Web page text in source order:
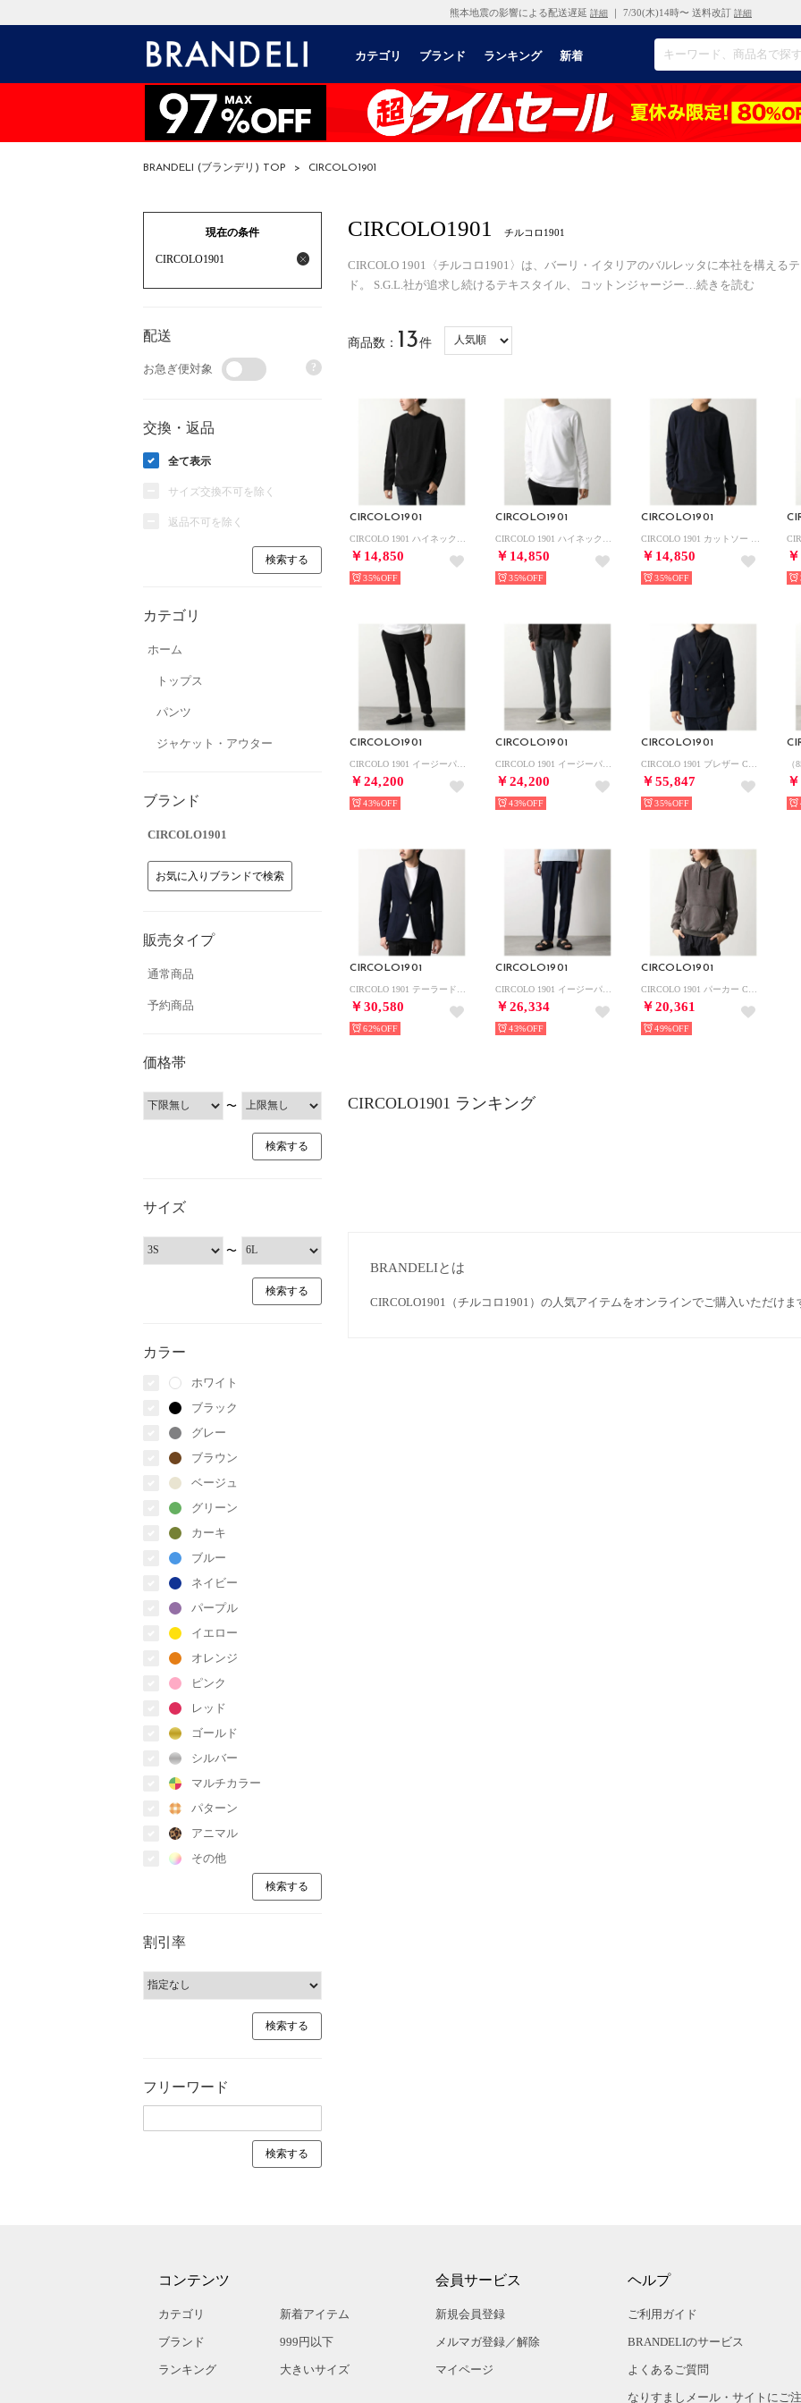
熊本地震の影響による配送遅延 詳細 ｜ 7/30(木)14時〜 送料改訂 詳細
カテゴリ ブランド ランキング 新着
BRANDELI (ブランデリ) TOP > CIRCOLO1901
現在の条件
CIRCOLO1901
配送
お急ぎ便対象 ?
交換・返品
全て表示
サイズ交換不可を除く
返品不可を除く
カテゴリ
ホーム
トップス
パンツ
ジャケット・アウター
ブランド
CIRCOLO1901
お気に入りブランドで検索
販売タイプ
通常商品
予約商品
価格帯
〜
サイズ
〜
カラー
ホワイト
ブラック
グレー
ブラウン
ベージュ
グリーン
カーキ
ブルー
ネイビー
パープル
イエロー
オレンジ
ピンク
レッド
ゴールド
シルバー
マルチカラー
パターン
アニマル
その他
割引率
フリーワード
CIRCOLO1901 チルコロ1901
CIRCOLO 1901〈チルコロ1901〉は、バーリ・イタリアのバルレッタに本社を構える
ド。 S.G.L.社が追求し続けるテキスタイル、 コットンジャージー
続きを読む
商品数： 13件
CIRCOLO1901
￥14,850
35%
CIRCOLO1901
￥14,850
35%
CIRCOLO1901
￥14,850
35%
CIRCOLO1901
￥24,200
43%
CIRCOLO1901
￥24,200
43%
CIRCOLO1901
￥55,847
35%
CIRCOLO1901
￥30,580
62%
CIRCOLO1901
￥26,334
43%
CIRCOLO1901
￥20,361
49%
CIRCOLO1901 ランキング
BRANDELIとは
CIRCOLO1901（チルコロ1901）の人気アイテムをオンラインでご購入いただけま
コンテンツ
カテゴリ
ブランド
ランキング
新着アイテム
999円以下
大きいサイズ
会員サービス
新規会員登録
メルマガ登録／解除
マイページ
ヘルプ
ご利用ガイド
BRANDELIのサービス
よくあるご質問
なりすましメール・サイトにご